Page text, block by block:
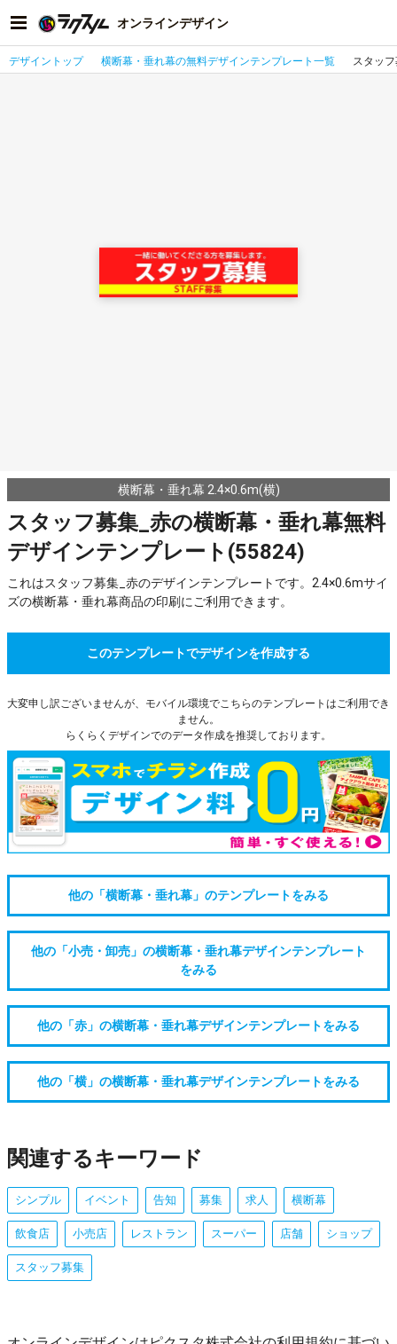
オンラインデザイン
デザイントップ 横断幕・垂れ幕の無料デザインテンプレート一覧 スタッ
横断幕・垂れ幕 2.4×0.6m(横)
スタッフ募集_赤の横断幕・垂れ幕無料
デザインテンプレート(55824)
これはスタッフ募集_赤のデザインテンプレートです。2.4×0.6mサイ
ズの横断幕・垂れ幕商品の印刷にご利用できます。
このテンプレートでデザインを作成する
大変申し訳ございませんが、モバイル環境でこちらのテンプレートはご利用でき
ません。
らくらくデザインでのデータ作成を推奨しております。
他の「横断幕・垂れ幕」のテンプレートをみる
他の「小売・卸売」の横断幕・垂れ幕デザインテンプレート
をみる
他の「赤」の横断幕・垂れ幕デザインテンプレートをみる
他の「横」の横断幕・垂れ幕デザインテンプレートをみる
関連するキーワード
シンプル イベント 告知 募集 求人 横断幕
飲食店 小売店 レストラン スーパー 店舗 ショップ
スタッフ募集